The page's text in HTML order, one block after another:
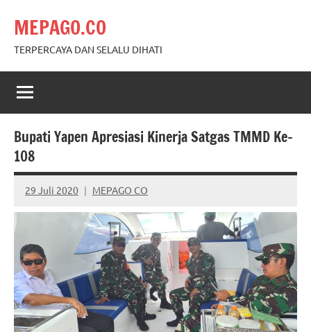
content
MEPAGO.CO
TERPERCAYA DAN SELALU DIHATI
Bupati Yapen Apresiasi Kinerja Satgas TMMD Ke-
108
29 Juli 2020 MEPAGO CO
No
comments